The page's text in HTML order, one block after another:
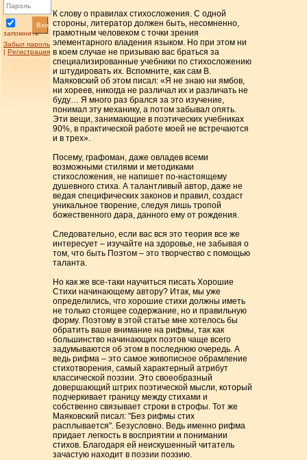
запомнить
Вход
Забыл пароль
| Регистрация
К слову о правилах стихосложения. С одной
стороны, литератор должен быть, несомненно,
грамотным человеком с точки зрения
элементарного владения языком. Но при этом ни
в коем случае не призываю вас браться за
специализированные учебники по стихосложению
и штудировать их. Вспомните, как сам В.
Маяковский об этом писал: «Я не знаю ни ямбов,
ни хореев, никогда не различал их и различать не
буду… Я много раз брался за это изучение,
понимал эту механику, а потом забывал опять.
Эти вещи, занимающие в поэтических учебниках
90%, в практической работе моей не встречаются
и в трех».
Посему, графоман, даже овладев всеми
возможными стилями и методиками
стихосложения, не напишет по-настоящему
душевного стиха. А талантливый автор, даже не
ведая специфических законов и правил, создаст
уникальное творение, следуя лишь тропой
божественного дара, данного ему от рождения.
Следовательно, если вас вся это теория все же
интересует – изучайте на здоровье, не забывая о
том, что быть Поэтом – это творчество с помощью
таланта.
Но как же все-таки научиться писать Хорошие
Стихи начинающему автору? Итак, мы уже
определились, что хорошие стихи должны иметь
не только стоящее содержание, но и правильную
форму. Поэтому в этой статье мне хотелось бы
обратить ваше внимание на рифмы, так как
большинство начинающих поэтов чаще всего
задумываются об этом в последнюю очередь. А
ведь рифма – это самое живописное обрамление
стихотворения, самый характерный атрибут
классической поэзии. Это своеобразный
довершающий штрих поэтической мысли, который
подчеркивает границу между стихами и
собственно связывает строки в строфы. Тот же
Маяковский писал: "Без рифмы стих
расплывается". Безусловно. Ведь именно рифма
придает легкость в восприятии и понимании
стихов. Благодаря ей неискушенный читатель
зачастую находит в поэзии поэзию.